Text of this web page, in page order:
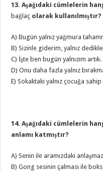
13. Aşağıdaki cümlelerin
bağlaç olarak kullanılmıştır?
A) Bugün yalnız yağmura
B) Sizinle giderim, yalnız
C) İşte ben bugün yalnızım artık.
D) Onu daha fazla yalnız
E) Sokaktaki yalnız çocuğa sahip
14. Aşağıdaki cümlelerin
anlamı katmıştır?
A) Senin ile aramızdaki
B) Gong sesinin çalması ile boks